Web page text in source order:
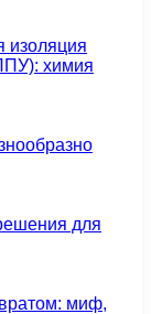
изоляция
химия
для
миф,